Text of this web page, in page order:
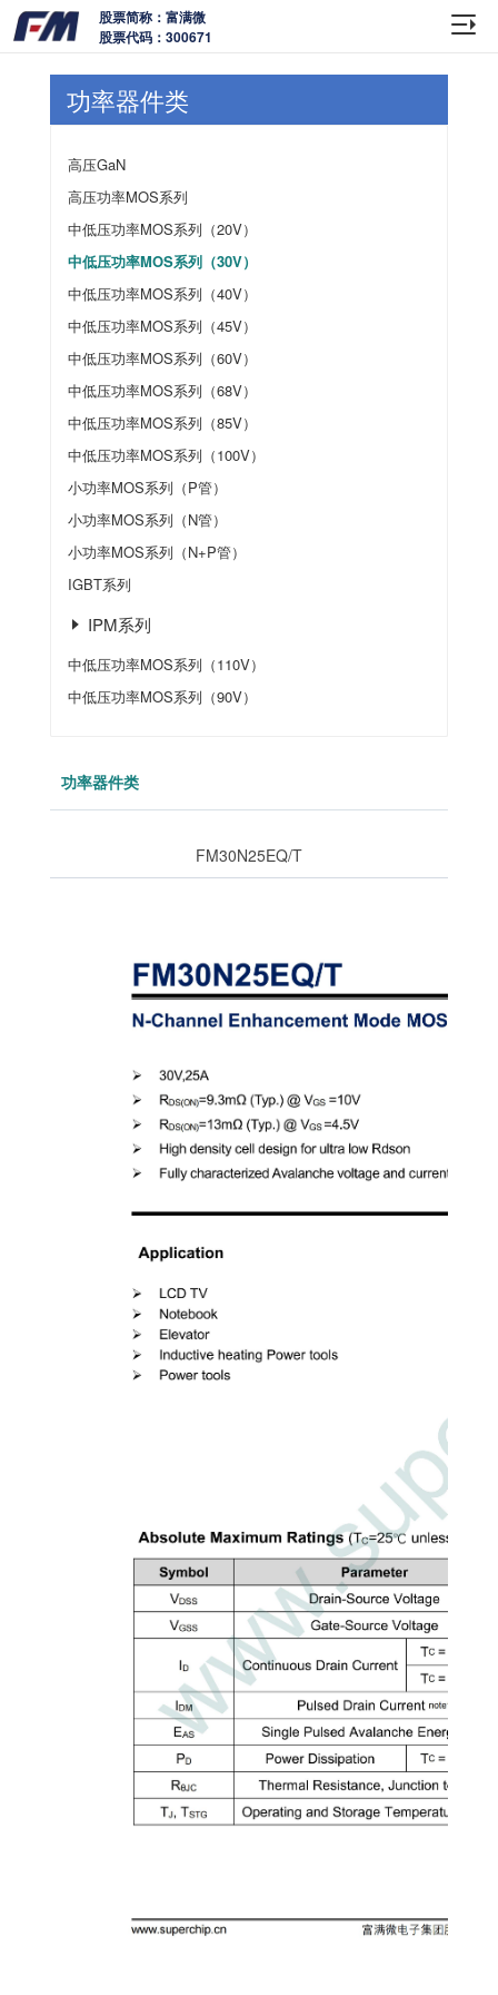
股票简称：富满微
股票代码：300671
功率器件类
高压GaN
高压功率MOS系列
中低压功率MOS系列（20V）
中低压功率MOS系列（30V）
中低压功率MOS系列（40V）
中低压功率MOS系列（45V）
中低压功率MOS系列（60V）
中低压功率MOS系列（68V）
中低压功率MOS系列（85V）
中低压功率MOS系列（100V）
小功率MOS系列（P管）
小功率MOS系列（N管）
小功率MOS系列（N+P管）
IGBT系列
IPM系列
中低压功率MOS系列（110V）
中低压功率MOS系列（90V）
功率器件类
FM30N25EQ/T